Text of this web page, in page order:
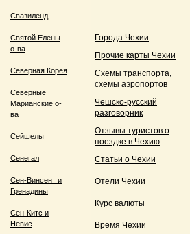
Свазиленд
Святой Елены
о-ва
Северная Корея
Северные
Марианские о-
ва
Сейшелы
Сенегал
Сен-Винсент и
Гренадины
Сен-Китс и
Невис
Города Чехии
Прочие карты Чехии
Схемы транспорта,
схемы аэропортов
Чешско-русский
разговорник
Отзывы туристов о
поездке в Чехию
Статьи о Чехии
Отели Чехии
Курс валюты
Время Чехии